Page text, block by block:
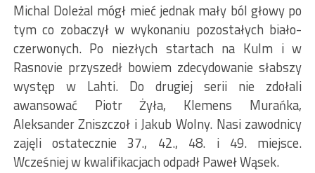
Michal Doleżal mógł mieć jednak mały ból głowy po
tym co zobaczył w wykonaniu pozostałych biało-
czerwonych. Po niezłych startach na Kulm i w
Rasnovie przyszedł bowiem zdecydowanie słabszy
występ w Lahti. Do drugiej serii nie zdołali
awansować Piotr Żyła, Klemens Murańka,
Aleksander Zniszczoł i Jakub Wolny. Nasi zawodnicy
zajęli ostatecznie 37., 42., 48. i 49. miejsce.
Wcześniej w kwalifikacjach odpadł Paweł Wąsek.